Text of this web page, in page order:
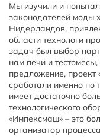
Мы изучили и
законодателей моды
Нидерландов,
области технологи
задач был выбор
нам печи и
предложение,
сработали именно по
имеет достаточно
технологического
«Импексмаш» – это
организатор